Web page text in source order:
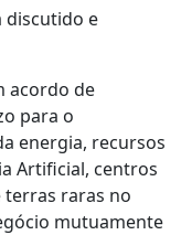
discutido e
acordo de
para o
energia, recursos
Artificial, centros
terras raras no
mutuamente